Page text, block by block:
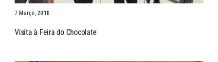
7 Março, 2018
Visita à Feira do Chocolate